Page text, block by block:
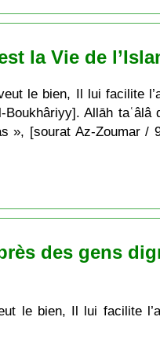
la Vie de
le bien, Il lui facilite
Allāh taʿâlâ
[sourat Az-Zoumar /
des gens